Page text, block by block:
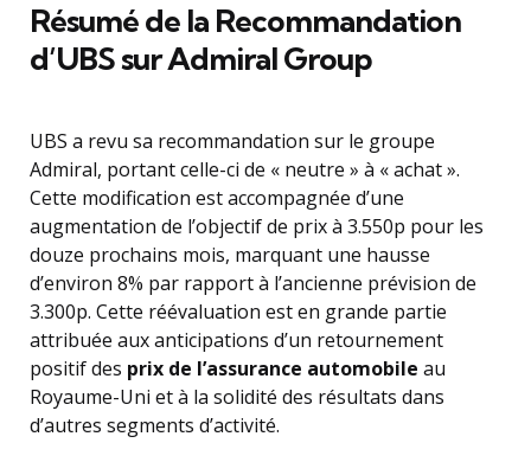
Résumé de la Recommandation
d’UBS sur Admiral Group
UBS a revu sa recommandation sur le groupe
Admiral, portant celle-ci de « neutre » à « achat ».
Cette modification est accompagnée d’une
augmentation de l’objectif de prix à 3.550p pour les
douze prochains mois, marquant une hausse
d’environ 8% par rapport à l’ancienne prévision de
3.300p. Cette réévaluation est en grande partie
attribuée aux anticipations d’un retournement
positif des prix de l’assurance automobile au
Royaume-Uni et à la solidité des résultats dans
d’autres segments d’activité.